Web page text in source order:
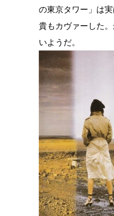
の東京タワー」は
貴もカヴァーした
いようだ。